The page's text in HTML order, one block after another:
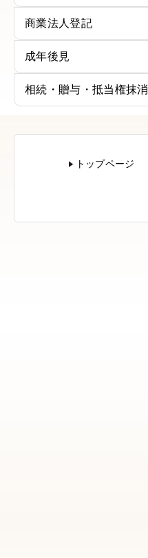
商業法人登記
成年後見
相続・贈与・抵当権抹消
トップページ